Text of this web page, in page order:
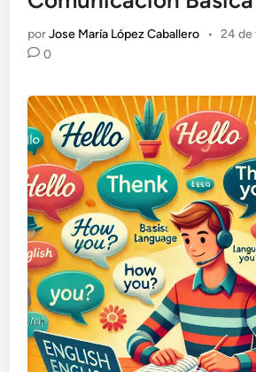
porJose María López Caballero • 24 de
0